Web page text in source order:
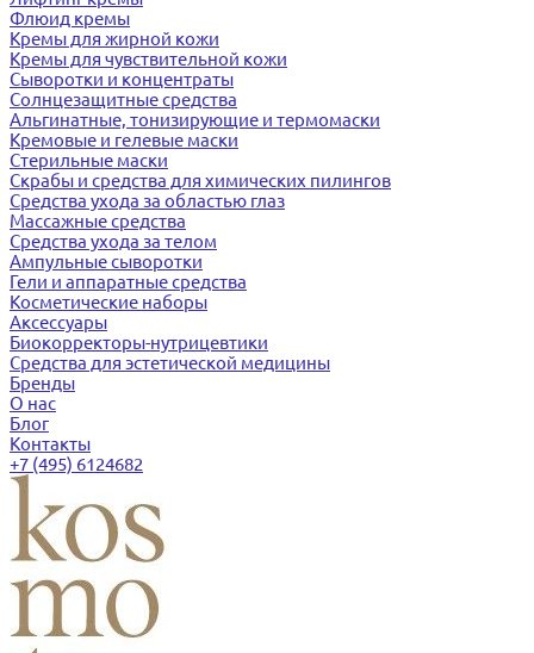
Флюид кремы
Кремы для жирной кожи
Кремы для чувствительной кожи
Сыворотки и концентраты
Солнцезащитные средства
Альгинатные, тонизирующие и термомаски
Кремовые и гелевые маски
Стерильные маски
Скрабы и средства для химических пилингов
Средства ухода за областью глаз
Массажные средства
Средства ухода за телом
Ампульные сыворотки
Гели и аппаратные средства
Косметические наборы
Аксессуары
Биокорректоры-нутрицевтики
Средства для эстетической медицины
Бренды
О нас
Блог
Контакты
+7 (495) 6124682